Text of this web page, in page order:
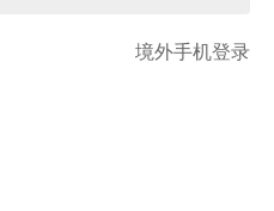
境外手机登录